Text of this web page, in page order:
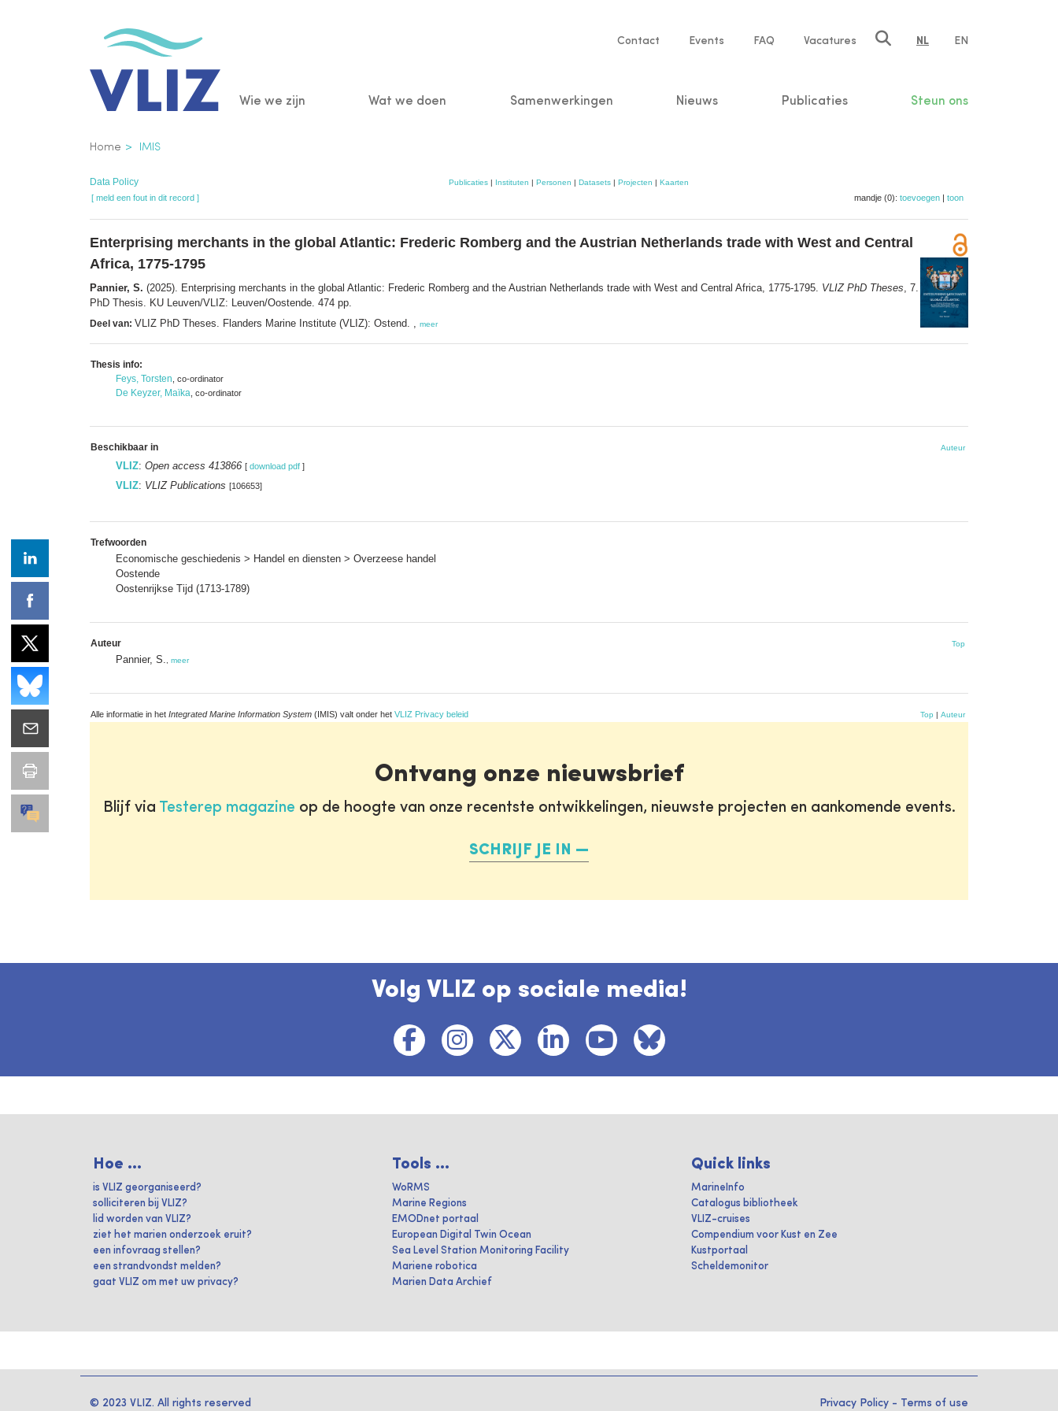
Service
Contact Events FAQ Vacatures NL EN
Main
Wie we zijn Wat we doen Samenwerkingen Nieuws Publicaties Steun ons
Kruimelpad
Home IMIS
Data Policy Publicaties| Instituten | Personen | Datasets| Projecten | Kaarten
[ meld een fout in dit record ] mandje (0): toevoegen | toon
Enterprising merchants in the global Atlantic: Frederic Romberg and the Austrian Netherlands trade with West and Central
Africa, 1775-1795
Pannier, S. (2025). Enterprising merchants in the global Atlantic: Frederic Romberg and the Austrian Netherlands trade with West and Central Africa, 1775-1795. VLIZ PhD Theses , 7.
PhD Thesis. KU Leuven/VLIZ: Leuven/Oostende. 474 pp.
Deel van: VLIZ PhD Theses. Flanders Marine Institute (VLIZ): Ostend. , meer
Thesis info:
Feys, Torsten , co-ordinator
De Keyzer, Maïka , co-ordinator
Beschikbaar in Auteur
VLIZ: Open access 413866 [ download pdf ]
VLIZ: VLIZ Publications [106653]
Trefwoorden
Economische geschiedenis > Handel en diensten > Overzeese handel
Oostende
Oostenrijkse Tijd (1713-1789)
Auteur Top
Pannier, S. meer
Alle informatie in het Integrated Marine Information System (IMIS) valt onder het VLIZ Privacy beleid Top | Auteur
Ontvang onze nieuwsbrief
Blijf via Testerep magazine op de hoogte van onze recentste ontwikkelingen, nieuwste projecten en aankomende events.
SCHRIJF JE IN
Volg VLIZ op sociale media!
Hoe ...
is VLIZ georganiseerd?
solliciteren bij VLIZ?
lid worden van VLIZ?
ziet het marien onderzoek eruit?
een infovraag stellen?
een strandvondst melden?
gaat VLIZ om met uw privacy?
Tools ...
WoRMS
Marine Regions
EMODnet portaal
European Digital Twin Ocean
Sea Level Station Monitoring Facility
Mariene robotica
Marien Data Archief
Quick links
MarineInfo
Catalogus bibliotheek
VLIZ-cruises
Compendium voor Kust en Zee
Kustportaal
Scheldemonitor
© 2023 VLIZ. All rights reserved Privacy Policy - Terms of use